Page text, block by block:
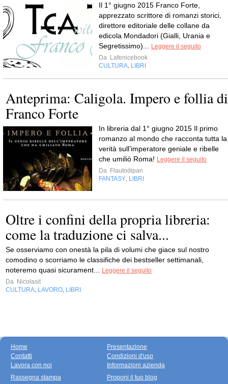
Il 1° giugno 2015 Franco Forte,
apprezzato scrittore di romanzi storici,
direttore editoriale delle collane da
edicola Mondadori (Gialli, Urania e
Segretissimo)...
Leggere il seguito
Da Lafenicebook
CULTURA LIBRI
Anteprima: Caligola. Impero e follia di
Franco Forte
In libreria dal 1° giugno 2015 Il primo
romanzo al mondo che racconta tutta la
verità sull’imperatore geniale e ribelle
che umiliò Roma! Leggere il seguito
Da Flautodipan
FANTASY LIBRI
Oltre i confini della propria libreria:
come la traduzione ci salva...
Se osserviamo con onestà la pila di volumi che giace sul nostro
comodino o scorriamo le classifiche dei bestseller settimanali,
noteremo quasi sicurament...
Leggere il seguito
Da Nicolasit
CULTURA LAVORO LIBRI
Home
Contatti
Lavora con noi
Presentazione
Condizioni d'uso
Informazioni azienda
Rassegna stampa
Proponi il tuo blog